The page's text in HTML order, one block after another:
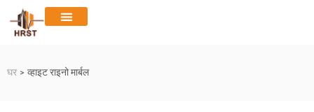
घर > व्हाइट राइनो मार्बल